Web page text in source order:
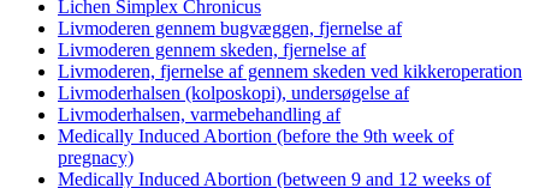
Lichen Simplex Chronicus
Livmoderen gennem bugvæggen, fjernelse af
Livmoderen gennem skeden, fjernelse af
Livmoderen, fjernelse af gennem skeden ved kikkeroperation
Livmoderhalsen (kolposkopi), undersøgelse af
Livmoderhalsen, varmebehandling af
Medically Induced Abortion (before the 9th week of
pregnacy)
Medically Induced Abortion (between 9 and 12 weeks of